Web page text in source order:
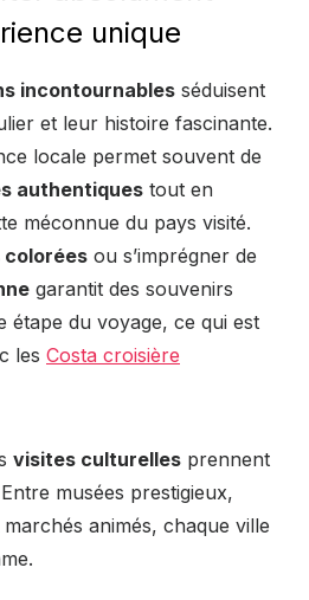
unique
incontournables séduisent
et leur histoire fascinante.
locale permet souvent de
authentiques tout en
méconnue du pays visité.
colorées ou s’imprégner de
garantit des souvenirs
étape du voyage, ce qui est
les Costa croisière
visites culturelles prennent
musées prestigieux,
animés, chaque ville